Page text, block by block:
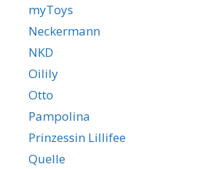
myToys
Neckermann
NKD
Oilily
Otto
Pampolina
Prinzessin Lillifee
Quelle